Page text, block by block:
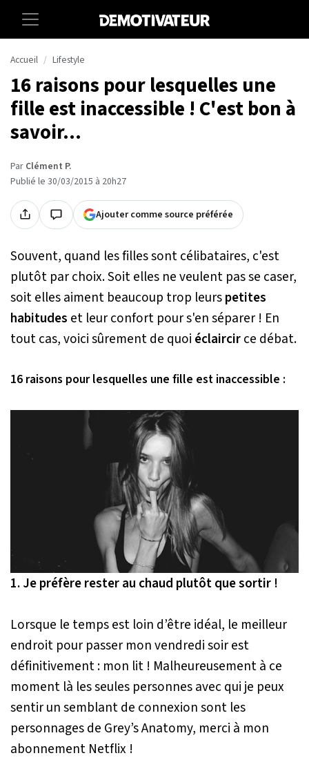
Accueil Lifestyle
16 raisons pour lesquelles une
fille est inaccessible ! C'est bon à
savoir...
Par Clément P.
Publié le 30/03/2015 à 20h27
Ajouter comme source préférée
Souvent, quand les filles sont célibataires, c'est
plutôt par choix. Soit elles ne veulent pas se caser,
soit elles aiment beaucoup trop leurspetites
habitudes et leur confort pour s'en séparer ! En
tout cas, voici sûrement de quoi éclaircirce débat.
16 raisons pour lesquelles une fille est inaccessible :
1. Je préfère rester au chaud plutôt que sortir !
Lorsque le temps est loin d’être idéal, le meilleur
endroit pour passer mon vendredi soir est
définitivement : mon lit ! Malheureusement à ce
moment là les seules personnes avec qui je peux
sentir un semblant de connexion sont les
personnages de Grey’s Anatomy, merci à mon
abonnement Netflix !